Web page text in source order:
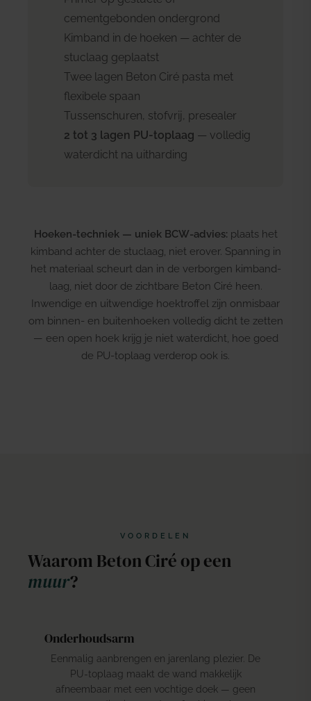
cementgebonden ondergrond
Kimband in de hoeken — achter de
stuclaag geplaatst
Twee lagen Beton Ciré pasta met
flexibele spaan
Tussenschuren, stofvrij, presealer
2 tot 3 lagen PU-toplaag — volledig
waterdicht na uitharding
Hoeken-techniek — uniek BCW-advies: plaats het
kimband achterde stuclaag, niet erover. Spanning in
het materiaal scheurt dan in de verborgen kimband-
laag, niet door de zichtbare Beton Ciré heen.
Inwendige en uitwendige hoektroffel zijn onmisbaar
om binnen- en buitenhoeken volledig dicht te zetten
— een open hoek krijg je niet waterdicht, hoe goed
de PU-toplaag verderop ook is.
VOORDELEN
Waarom Beton Ciré op een
muur?
Onderhoudsarm
Eenmalig aanbrengen en jarenlang plezier. De
PU-toplaag maakt de wand makkelijk
afneembaar met een vochtige doek — geen